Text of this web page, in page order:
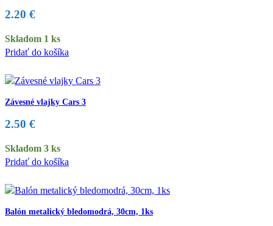
2.20 €
Skladom 1 ks
Pridať do košíka
Závesné vlajky Cars 3
2.50 €
Skladom 3 ks
Pridať do košíka
Balón metalický bledomodrá, 30cm, 1ks